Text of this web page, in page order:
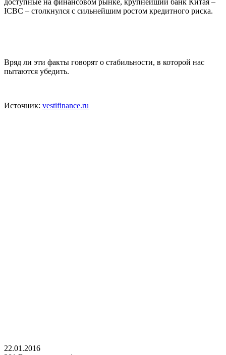
доступные на финансовом рынке, крупнейший банк Китая –
ICBC – столкнулся с сильнейшим ростом кредитного риска.
Вряд ли эти факты говорят о стабильности, в которой нас
пытаются убедить.
Источник: vestifinance.ru
22.01.2016